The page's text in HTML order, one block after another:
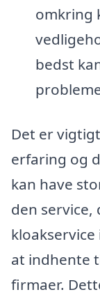
omkring
bedst
Det er
erfaring og
kan have
den service,
kloakservice
at indhente
firmaer.